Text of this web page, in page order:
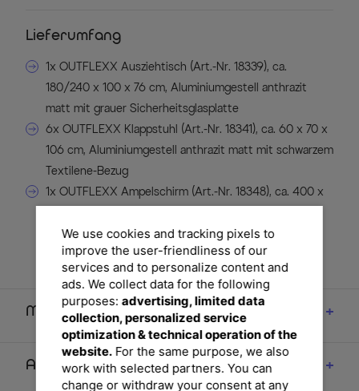
Lieferumfang
1x OUTFLEXX Ausziehtisch (Art.-Nr. 18339), ca.
180/240 x 100 x 76 cm, Aluminiumgestell anthrazit
matt mit grauer Sicherheitsglasplatte
6x OUTFLEXX Klappstuhl (Art.-Nr. 18341), ca. 60 x 70 x
106 cm, Aluminiumgestell anthrazit matt mit schwarzem
Textilene-Bezug
1x OUTFLEXX Ampelschirm (Art.-Nr. 18348), ca. 400 x
System und Plattenständer (
Lieferung OHNE Wegeplatten!)
Maße
Artikelmerkmale & Materialien
We use cookies and tracking pixels to
improve the user-friendliness of our
services and to personalize content and
ads. We collect data for the following
purposes: advertising, limited data
collection, personalized service
optimization & technical operation of the
website.For the same purpose, we also
work with selected partners. You can
change or withdraw your consent at any